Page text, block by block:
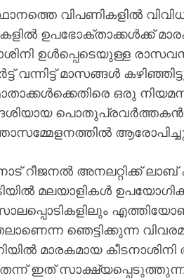
വിപണികളില്‍
ഉപഭോക്താക്കള്‍ക്ക്
ഉള്‍പ്പെടെയുള്ള
വന്നിട്ട് മാസങ്ങള്‍
ഒരു
റീജനല്‍ അനലറ്റിക്ക്
മലയാളികള്‍
ഞെട്ടിക്കുന്ന
മാരകമായ
ഇത്